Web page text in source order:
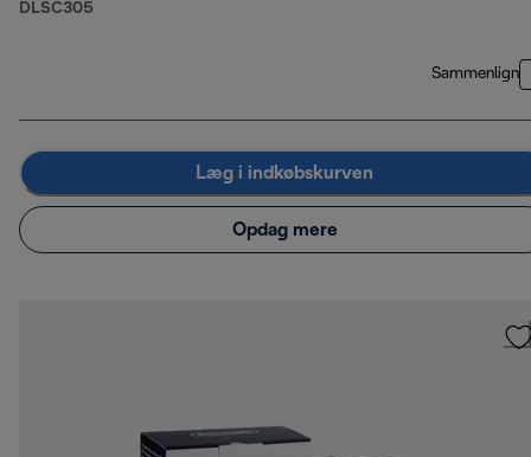
DLSC305
Sammenlign
Læg i indkøbskurven
Opdag mere